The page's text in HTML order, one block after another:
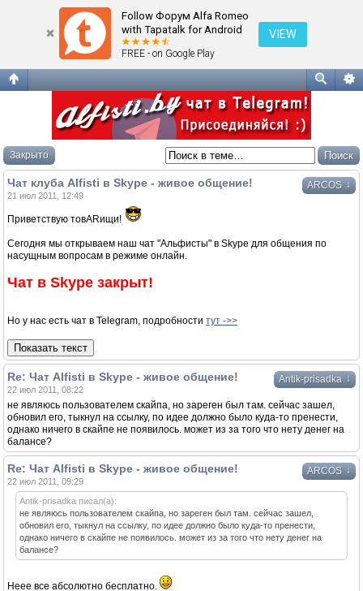
Follow Форум Alfa Romeo
with Tapatalk for Android
FREE - on Google Play
VIEW
Чат клуба Alfisti в Skype - живое общение!
Закрыто
ARCOS ↓
Чат клуба Alfisti в Skype - живое общение!
21 июл 2011, 12:49
Приветствую товARищи!
Сегодня мы открываем наш чат "Альфисты" в Skype для общения по
насущным вопросам в режиме онлайн.
Чат в Skype закрыт!
Но у нас есть чат в Telegram, подробности тут ->>
Показать текст
Antik-prisadka ↓
Re: Чат Alfisti в Skype - живое общение!
22 июл 2011, 08:22
не являюсь пользователем скайпа, но зареген был там. сейчас зашел,
обновил его, тыкнул на ссылку, по идее должно было куда-то пренести,
однако ничего в скайпе не появилось. может из за того что нету денег на
балансе?
ARCOS ↓
Re: Чат Alfisti в Skype - живое общение!
22 июл 2011, 09:29
Antik-prisadka писал(а):
не являюсь пользователем скайпа, но зареген был там. сейчас зашел,
обновил его, тыкнул на ссылку, по идее должно было куда-то пренести,
однако ничего в скайпе не появилось. может из за того что нету денег на
балансе?
Неее все абсолютно бесплатно.